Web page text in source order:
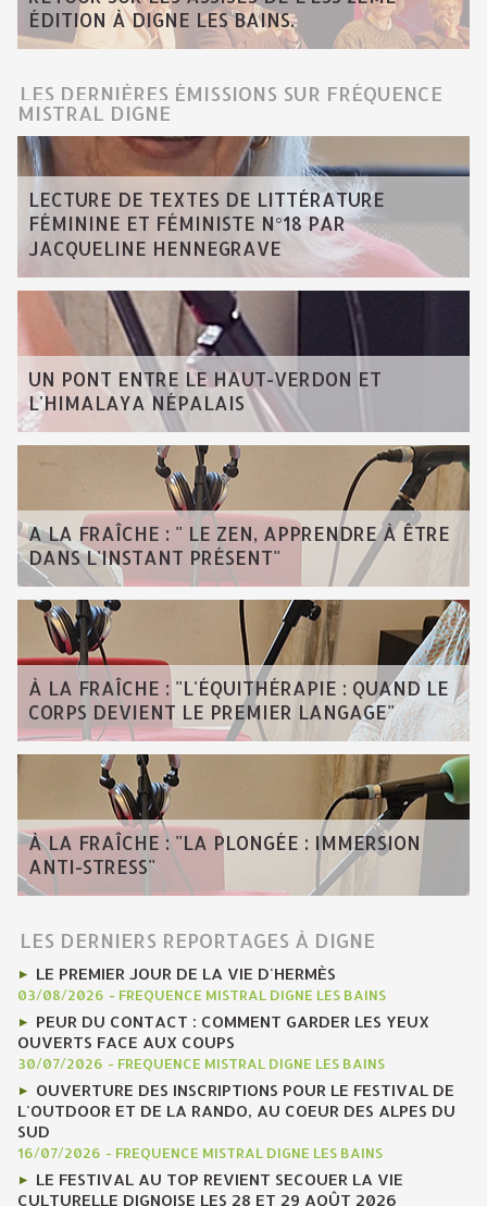
ÉDITION À DIGNE LES BAINS.
LES DERNIÈRES ÉMISSIONS SUR FRÉQUENCE
MISTRAL DIGNE
LECTURE DE TEXTES DE LITTÉRATURE
FÉMININE ET FÉMINISTE N°18 PAR
JACQUELINE HENNEGRAVE
UN PONT ENTRE LE HAUT-VERDON ET
L'HIMALAYA NÉPALAIS
A LA FRAÎCHE : " LE ZEN, APPRENDRE À ÊTRE
DANS L'INSTANT PRÉSENT"
À LA FRAÎCHE : "L'ÉQUITHÉRAPIE : QUAND LE
CORPS DEVIENT LE PREMIER LANGAGE"
À LA FRAÎCHE : "LA PLONGÉE : IMMERSION
ANTI-STRESS"
LES DERNIERS REPORTAGES À DIGNE
LE PREMIER JOUR DE LA VIE D'HERMÈS
03/08/2026 - FREQUENCE MISTRAL DIGNE LES BAINS
PEUR DU CONTACT : COMMENT GARDER LES YEUX
OUVERTS FACE AUX COUPS
30/07/2026 - FREQUENCE MISTRAL DIGNE LES BAINS
OUVERTURE DES INSCRIPTIONS POUR LE FESTIVAL DE
L'OUTDOOR ET DE LA RANDO, AU COEUR DES ALPES DU
SUD
16/07/2026 - FREQUENCE MISTRAL DIGNE LES BAINS
LE FESTIVAL AU TOP REVIENT SECOUER LA VIE
CULTURELLE DIGNOISE LES 28 ET 29 AOÛT 2026